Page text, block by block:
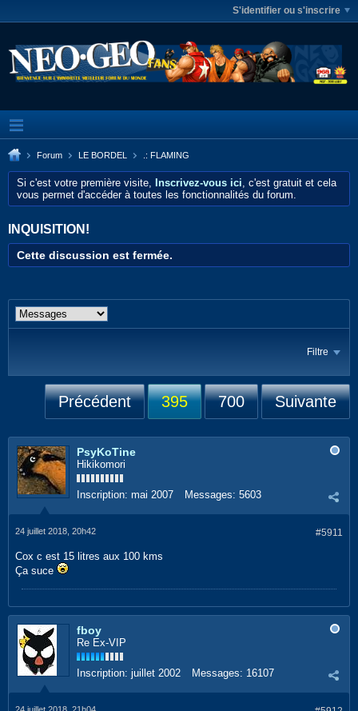
S'identifier ou s'inscrire
Forum LE BORDEL .: FLAMING
Si c'est votre première visite, Inscrivez-vous ici, c'est gratuit et cela
vous permet d'accéder à toutes les fonctionnalités du forum.
INQUISITION!
Cette discussion est fermée.
Filtre
Précédent 395 700 Suivante
PsyKoTine
Hikikomori
Inscription: mai 2007 Messages: 5603
#5911
24 juillet 2018, 20h42
Cox c est 15 litres aux 100 kms
Ça suce
fboy
Re Ex-VIP
Inscription: juillet 2002 Messages: 16107